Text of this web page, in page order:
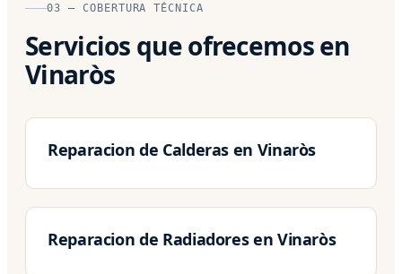
03 — COBERTURA TÉCNICA
Servicios que ofrecemos en
Vinaròs
Reparacion de Calderas en Vinaròs
Reparacion de Radiadores en Vinaròs